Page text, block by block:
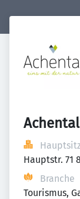
Hauptstr. 71
Branche
Tourismus,